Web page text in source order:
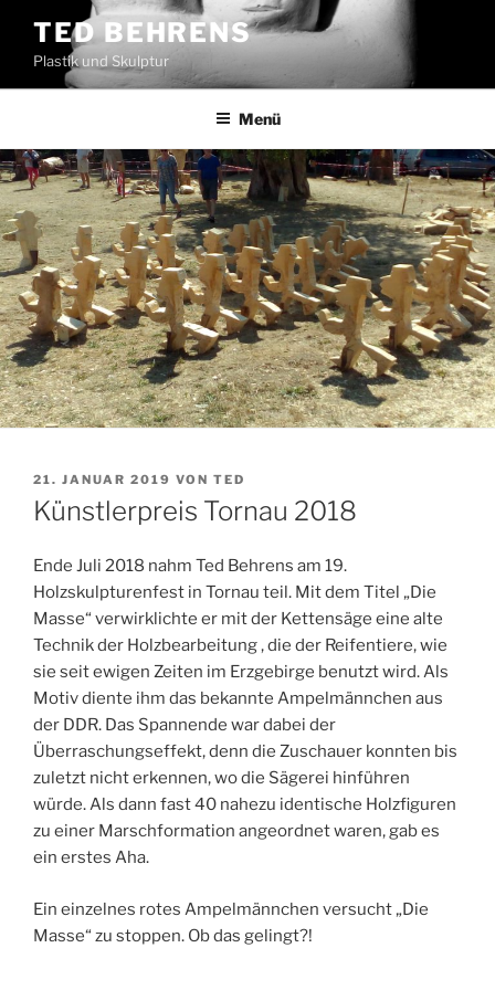
Inhalt
springen
TED BEHRENS
Plastik und Skulptur
Menü
VERÖFFENTLICHT
AM
21. JANUAR 2019 VON TED
Künstlerpreis Tornau 2018
Ende Juli 2018 nahm Ted Behrens am 19.
Holzskulpturenfest in Tornau teil. Mit dem Titel „Die
Masse“ verwirklichte er mit der Kettensäge eine alte
Technik der Holzbearbeitung , die der Reifentiere, wie
sie seit ewigen Zeiten im Erzgebirge benutzt wird. Als
Motiv diente ihm das bekannte Ampelmännchen aus
der DDR. Das Spannende war dabei der
Überraschungseffekt, denn die Zuschauer konnten bis
zuletzt nicht erkennen, wo die Sägerei hinführen
würde. Als dann fast 40 nahezu identische Holzfiguren
zu einer Marschformation angeordnet waren, gab es
ein erstes Aha.
Ein einzelnes rotes Ampelmännchen versucht „Die
Masse“ zu stoppen. Ob das gelingt?!